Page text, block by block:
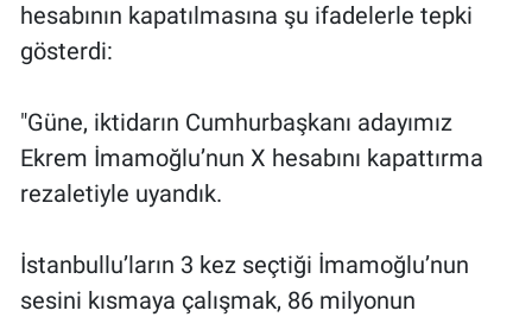
hesabının kapatılmasına şu ifadelerle tepki
gösterdi:
"Güne, iktidarın Cumhurbaşkanı adayımız
Ekrem İmamoğlu’nun X hesabını kapattırma
rezaletiyle uyandık.
İstanbullu’ların 3 kez seçtiği İmamoğlu’nun
sesini kısmaya çalışmak, 86 milyonun